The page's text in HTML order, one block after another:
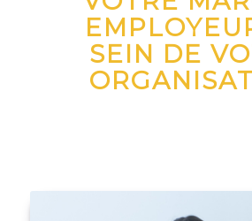
SEIN DE